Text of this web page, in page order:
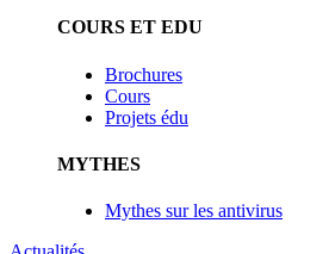
COURS ET EDU
Brochures
Cours
Projets édu
MYTHES
Mythes sur les antivirus